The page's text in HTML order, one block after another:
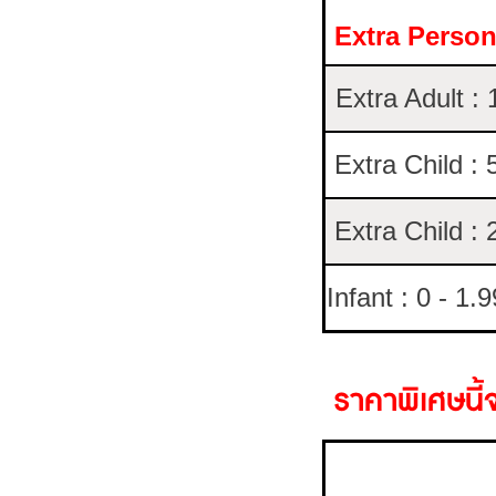
Extra
Extra Adult :
Extra Child :
Extra Child :
Infant : 0 -
ราคาพิเศษ